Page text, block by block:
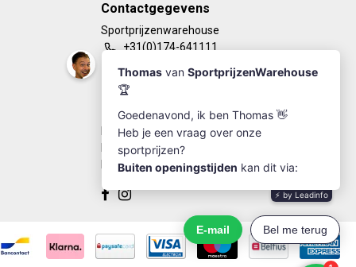
Contactgegevens
Sportprijzenwarehouse
+31(0)174-641111
info@sportprijzenwarehouse.nl
Kleine Woerdlaan 19
KvK Number: 63249286
BTW-number: NL002184030B77
Bankrekening: NL67RABO0125923279